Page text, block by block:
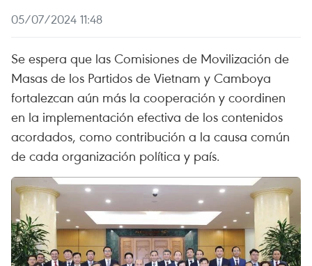
05/07/2024 11:48
Se espera que las Comisiones de Movilización de
Masas de los Partidos de Vietnam y Camboya
fortalezcan aún más la cooperación y coordinen
en la implementación efectiva de los contenidos
acordados, como contribución a la causa común
de cada organización política y país.